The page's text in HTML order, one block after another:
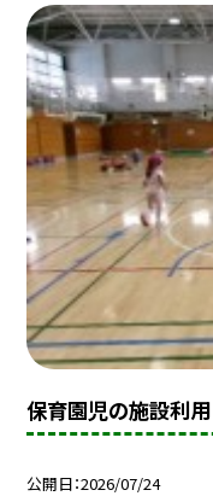
保育園児の施設利用
公開日 2026/07/24